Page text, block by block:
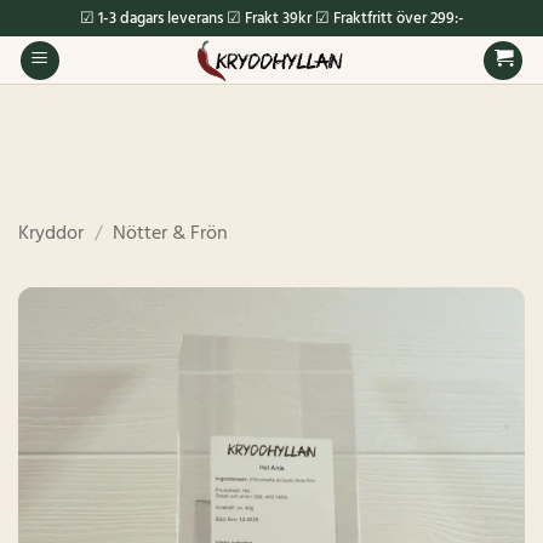
to
content
☑ 1-3 dagars leverans ☑ Frakt 39kr ☑ Fraktfritt över 299:-
Kryddor / Nötter & Frön